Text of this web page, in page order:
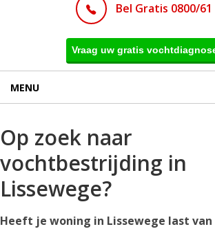
Bel Gratis 0800/61
Vraag uw gratis
MENU
Op zoek naar
vochtbestrijding in
Lissewege?
Heeft je woning in Lissewege last van